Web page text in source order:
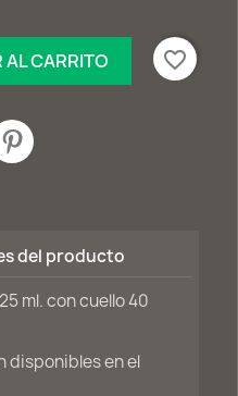
AL CARRITO favorite_border
del producto
ml. con cuello 40
disponibles en el